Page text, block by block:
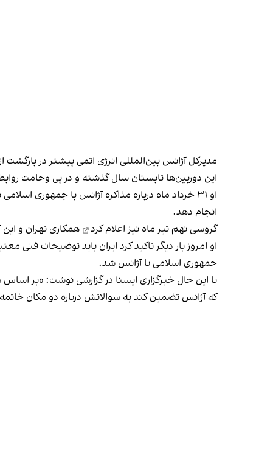
مدیرکل آژانس بین‌المللی انرژی اتمی پیشتر در بازگشت
این دوربین‌ها تابستان سال گذشته و در پی وخامت روابط
او ۳۱ خرداد ماه درباره مذاکره آژانس با جمهوری اسلامی به ایران‌اینترنشنال
انجام دهد.
گروسی نهم تیر ماه نیزاعلام کرد
همکاری تهران و
او امروز بار دیگر تاکید کرد ایران باید توضیحات فنی
جمهوری اسلامی با آژانس شد.
با این حال خبرگزاری ایسنا در گزارشی نوشت: «بر اساس
که آژانس تضمین کند به سوالاتش درباره دو مکان